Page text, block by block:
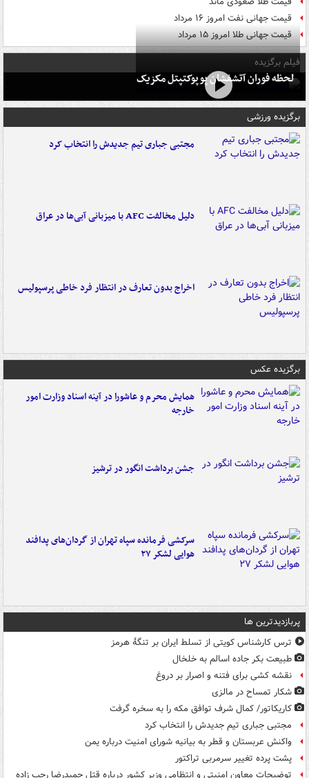
قیمت جهانی نفت امروز ۱۶ مرداد
قیمت جهانی طلا امروز ۱۵ مرداد
فیلم برگزیده
لحظه فوران آتشفشان پوپوکتپتل مکزیک
برگزیده ورزشی
مجتبی جباری تیم جدیدش را انتخاب کرد
دلیل مخالفت AFC با میزبانی آبی‌ها در عراق
اخراج بدون تعارف در انتظار فرد خاطی پرسپولیس
برگزیده عکس
همایش محرم و عاشورا در آینه اسناد وزارت امور
خارجه
جشن برداشت انگور در ترشیز
سرکشی فرمانده سپاه تهران از گردان‌های پدافند
هوایی لشکر ۲۷
پربازدیدترین ها
ترس کارشناس کویتی از تسلط ایران بر تنگۀ هرمز
طبیعت بکر جاده اسالم به خلخال
نقشه کشی برای فتنه و اصرار بر دروغ
شکار تمساح در مالزی
کاریکاتور/ کمال شرف توافق مکه را به سخره گرفت
مجتبی جباری تیم جدیدش را انتخاب کرد
واکنش عربستان و قطر به بیانیه شورای امنیت درباره یمن
پشت پرده تغییر سرمربی تراکتور
توضیحات معاون امنیتی و انتظامی وزیر کشور درباره قتل حمیدرضا رجب زاده